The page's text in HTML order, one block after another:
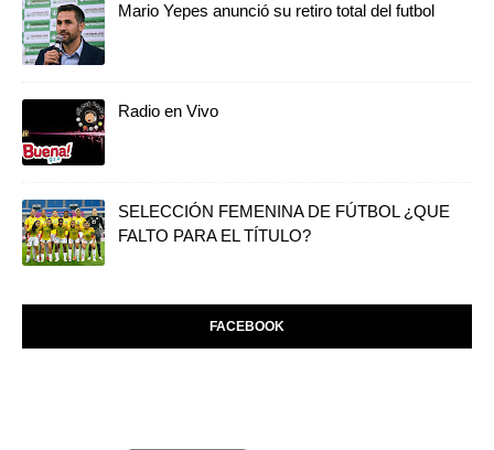
Mario Yepes anunció su retiro total del futbol
Radio en Vivo
SELECCIÓN FEMENINA DE FÚTBOL ¿QUE
FALTO PARA EL TÍTULO?
FACEBOOK